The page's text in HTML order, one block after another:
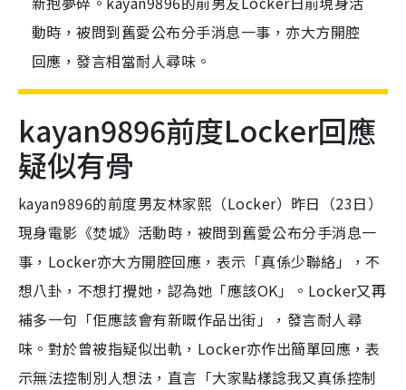
動時，被問到舊愛公布分手消息一事，亦大方開腔
回應，發言相當耐人尋味。
kayan9896前度Locker回應
疑似有骨
kayan9896的前度男友林家熙（Locker）昨日（23日）
現身電影《焚城》活動時，被問到舊愛公布分手消息一
事，Locker亦大方開腔回應，表示「真係少聯絡」，不
想八卦，不想打攪她，認為她「應該OK」。Locker又再
補多一句「佢應該會有新嘅作品出街」，發言耐人尋
味。對於曾被指疑似出軌，Locker亦作出簡單回應，表
示無法控制別人想法，直言「大家點樣諗我又真係控制